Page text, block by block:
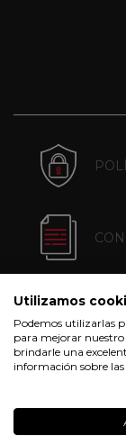
Utilizamos
Podemos utilizarlas
para mejorar
brindarle una
información sobre